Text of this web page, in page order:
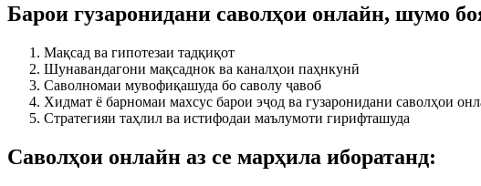
Барои гузаронидани саволҳои онлайн, шумо
Мақсад ва гипотезаи тадқиқот
Шунавандагони мақсаднок ва каналҳои паҳнкунӣ
Саволномаи мувофиқашуда бо саволу ҷавоб
Хидмат ё барномаи махсус барои эҷод ва гузаронидани саволҳои
Стратегияи таҳлил ва истифодаи маълумоти гирифташуда
Саволҳои онлайн аз се марҳила иборатанд: